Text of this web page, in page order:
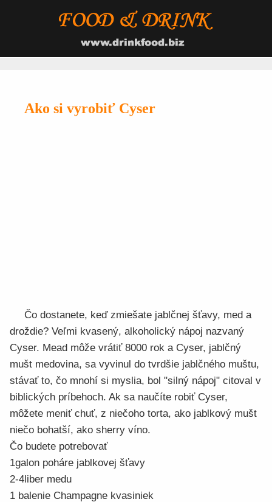
Ako si vyrobiť Cyser
Čo dostanete, keď zmiešate jablčnej šťavy, med a
droždie? Veľmi kvasený, alkoholický nápoj nazvaný
Cyser. Mead môže vrátiť 8000 rok a Cyser, jablčný
mušt medovina, sa vyvinul do tvrdšie jablčného muštu,
stávať to, čo mnohí si myslia, bol "silný nápoj" citoval v
biblických príbehoch. Ak sa naučíte robiť Cyser,
môžete meniť chuť, z niečoho torta, ako jablkový mušt
niečo bohatší, ako sherry víno.
Čo budete potrebovať
1galon poháre jablkovej šťavy
2-4liber medu
1 balenie Champagne kvasiniek